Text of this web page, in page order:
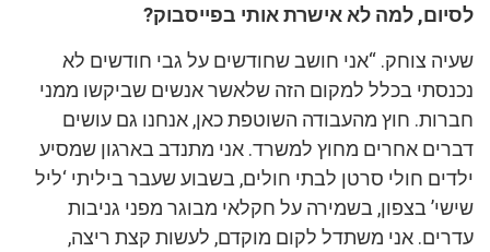
לסיום, למה לא אישרת אותי בפייסבוק?
שעיה צוחק. “אני חושב שחודשים על גבי חודשים לא
נכנסתי בכלל למקום הזה שלאשר אנשים שביקשו ממני
חברות. חוץ מהעבודה השוטפת כאן, אנחנו גם עושים
דברים אחרים מחוץ למשרד. אני מתנדב בארגון שמסיע
ילדים חולי סרטן לבתי חולים, בשבוע שעבר ביליתי ‘ליל
שישי’ בצפון, בשמירה על חקלאי מבוגר מפני גניבות
עדרים. אני משתדל לקום מוקדם, לעשות קצת ריצה,